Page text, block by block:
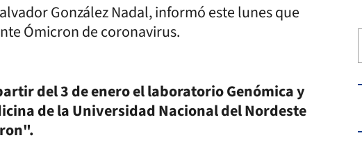
González Nadal, informó este lunes que
Ómicron de coronavirus.
del 3 de enero el laboratorio Genómica y
de la Universidad Nacional del Nordeste